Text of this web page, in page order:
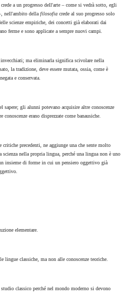
a un progresso dell'arte – come si vedrà sotto, egli
nell'ambito dellafilosofia crede al suo progresso solo
scienze empiriche, dei concetti già elaborati dai
ferme e sono applicate a sempre nuovi campi.
ma eliminarla significa scivolare nella
la tradizione, deve essere mutata, ossia, come è
e conservata.
gli alunni potevano acquisire altre conoscenze
erano disprezzate come banausiche.
precedenti, ne aggiunge una che sente molto
nella propria lingua, perché una lingua non è uno
insieme di forme in cui un pensiero oggettivo già
elementare.
lingue classiche, ma non alle conoscenze teoriche.
classico perché nel mondo moderno si devono